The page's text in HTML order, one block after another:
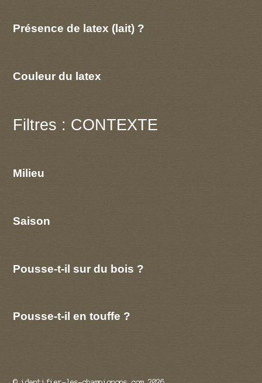
Présence de latex (lait) ?
Couleur du latex
Filtres : CONTEXTE
Milieu
Saison
Pousse-t-il sur du bois ?
Pousse-t-il en touffe ?